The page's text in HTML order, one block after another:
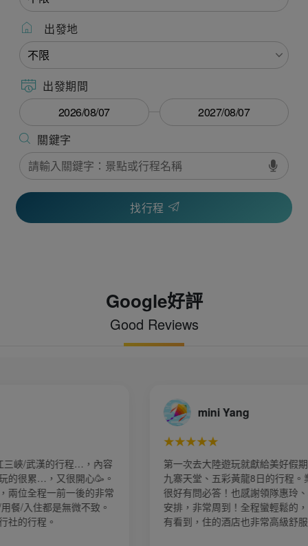
出發地
出發期間
找行程
Google好評
Good Reviews
這次參加的是
務小譚服務的
遊阿佳全程的
點幾乎全部都
！
宣喬（joann）
★★★★★
這次參加3/8的花韻長江三峽的行程，真的
實，體驗了古代詩詞上的文人雅緻想像當時
景下的點滴，當地導遊「小唐」的解說非常
透徹，許多的註明與舉例穿梭在古今時空裡
常細膩 這次的團員大部分是長輩，非常佩